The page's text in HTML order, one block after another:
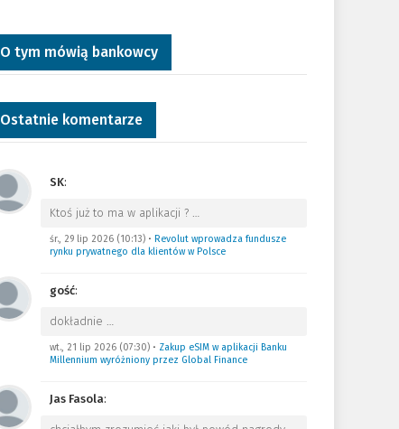
O tym mówią bankowcy
Ostatnie komentarze
SK:
Ktoś już to ma w aplikacji ? …
śr., 29 lip 2026 (10:13)• Revolut wprowadza fundusze
rynku prywatnego dla klientów w Polsce
gość:
dokładnie …
wt., 21 lip 2026 (07:30)• Zakup eSIM w aplikacji Banku
Millennium wyróżniony przez Global Finance
Jas Fasola: